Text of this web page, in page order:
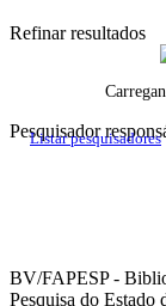
Refinar resultados
Pesquisador
Listar pesquisadores
BV/FAPESP -
Pesquisa do Estado